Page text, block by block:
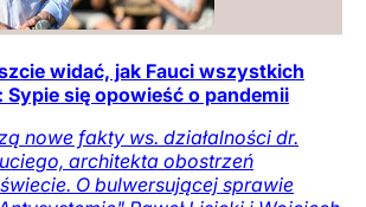
widać, jak Fauci wszystkich
Sypie się opowieść o pandemii
nowe fakty ws. działalności dr.
architekta obostrzeń
O bulwersującej sprawie